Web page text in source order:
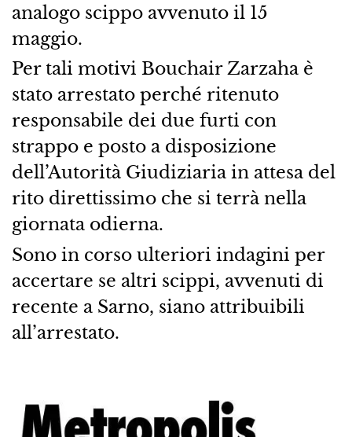
analogo scippo avvenuto il 15
maggio.
Per tali motivi Bouchair Zarzaha è
stato arrestato perché ritenuto
responsabile dei due furti con
strappo e posto a disposizione
dell’Autorità Giudiziaria in attesa del
rito direttissimo che si terrà nella
giornata odierna.
Sono in corso ulteriori indagini per
accertare se altri scippi, avvenuti di
recente a Sarno, siano attribuibili
all’arrestato.